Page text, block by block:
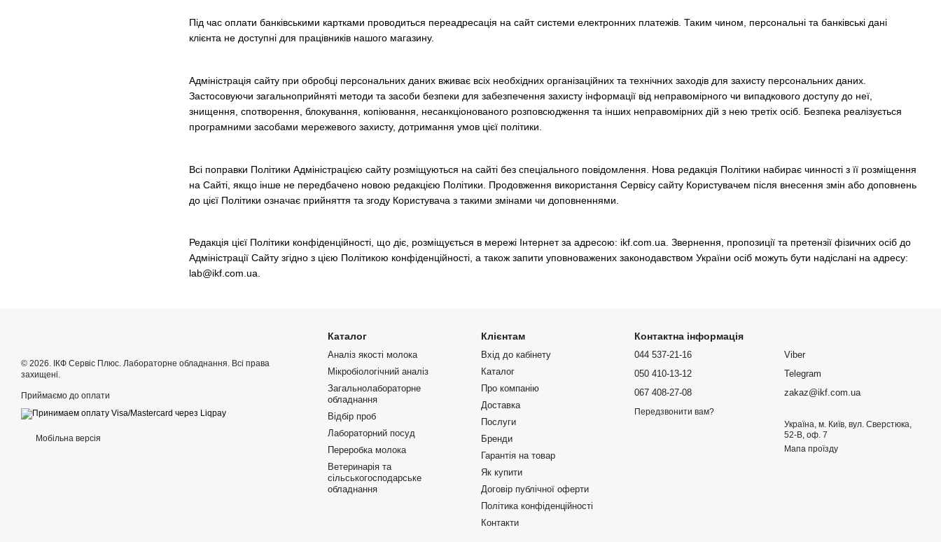
Під час оплати банківськими картками проводиться переадресація на сайт системи електронних платежів. Таким чином, персональні та банківські дані
клієнта не доступні для працівників нашого магазину.
Адміністрація сайту при обробці персональних даних вживає всіх необхідних організаційних та технічних заходів для захисту персональних даних.
Застосовуючи загальноприйняті методи та засоби безпеки для забезпечення захисту інформації від неправомірного чи випадкового доступу до неї,
знищення, спотворення, блокування, копіювання, несанкціонованого розповсюдження та інших неправомірних дій з нею третіх осіб. Безпека реалізується
програмними засобами мережевого захисту, дотримання умов цієї політики.
Всі поправки Політики Адміністрацією сайту розміщуються на сайті без спеціального повідомлення. Нова редакція Політики набирає чинності з її розміщення
на Сайті, якщо інше не передбачено новою редакцією Політики. Продовження використання Сервісу сайту Користувачем після внесення змін або доповнень
до цієї Політики означає прийняття та згоду Користувача з такими змінами чи доповненнями.
Редакція цієї Політики конфіденційності, що діє, розміщується в мережі Інтернет за адресою: ikf.com.ua. Звернення, пропозиції та претензії фізичних осіб до
Адміністрації Сайту згідно з цією Політикою конфіденційності, а також запити уповноважених законодавством України осіб можуть бути надіслані на адресу:
lab@ikf.com.ua.
© 2026. ІКФ Сервіс Плюс. Лабораторне обладнання. Всі права
захищені.
Приймаємо до оплати
Мобільна версія
Каталог
Аналіз якості молока
Мікробіологічний аналіз
Загальнолабораторне
обладнання
Відбір проб
Лабораторний посуд
Переробка молока
Ветеринарія та
сільськогосподарське
обладнання
Клієнтам
Вхід до кабінету
Каталог
Про компанію
Доставка
Послуги
Бренди
Гарантія на товар
Як купити
Договір публічної оферти
Політика конфіденційності
Контакти
Контактна інформація
044 537-21-16
050 410-13-12
067 408-27-08
Передзвонити вам?
Viber
Telegram
zakaz@ikf.com.ua
Україна, м. Київ, вул. Сверстюка,
52-В, оф. 7
Мапа проїзду